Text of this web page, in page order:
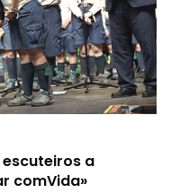
a
comVida»